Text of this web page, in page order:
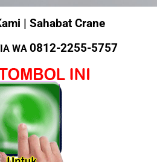
| Sahabat Crane
WA 0812-2255-5757